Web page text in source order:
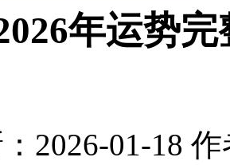
年运势
2026-01-18 作